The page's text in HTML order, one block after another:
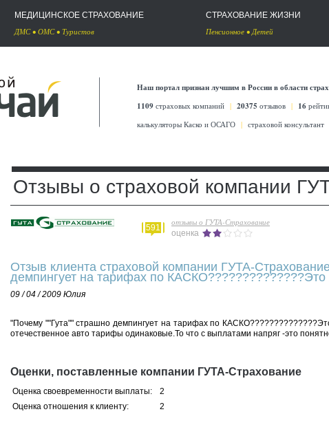
МЕДИЦИНСКОЕ СТРАХОВАНИЕ
ДМС• ОМС• Туристов
СТРАХОВАНИЕ ЖИЗНИ
Пенсионное •Детей
Наш портал признан лучшим в России в области
1109 страховых компаний | 20375 отзывов | 16
калькуляторы Каско и ОСАГО | страховой консультант
Отзывы о страховой компании
591
отзывы о ГУТА-Страхование
оценка
Отзыв клиента страховой компании ГУТА-
демпингует на тарифах по КАСКО??????????????Это
09 / 04 / 2009 Юлия
"Почему ""Гута"" страшно демпингует на тарифах по
отечественное авто тарифы одинаковые.То что с выплатами напряг -это
Оценки, поставленные компании ГУТА-Страхование
Оценка своевременности выплаты:
2
Оценка отношения к клиенту:
2